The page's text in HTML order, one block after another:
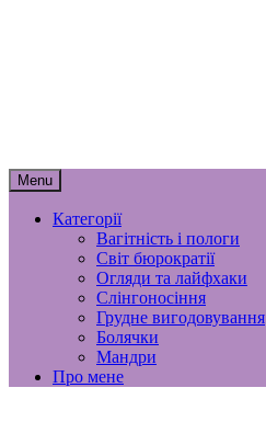
Menu
Категорії
Вагітність і пологи
Світ бюрократії
Огляди та лайфхаки
Слінгоносіння
Грудне вигодовування
Болячки
Мандри
Про мене